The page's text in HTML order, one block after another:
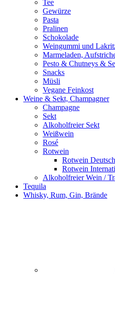
Tee
Gewürze
Pasta
Pralinen
Schokolade
Weingummi und
Marmeladen,
Pesto & Chutneys &
Snacks
Müsli
Vegane Feinkost
Weine & Sekt, Champagner
Champagne
Sekt
Alkoholfreier Sekt
Weißwein
Rosé
Rotwein
Rotwein
Rotwein
Alkoholfreier Wein /
Tequila
Whisky, Rum, Gin, Brände